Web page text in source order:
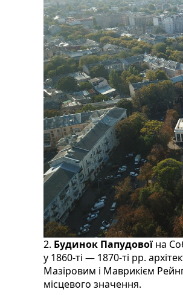
2. Будинок Папудової на
у 1860-ті — 1870-ті рр.
Мазіровим і Маврикієм
місцевого значення.